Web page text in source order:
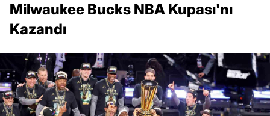
Milwaukee Bucks NBA Kupası'nı
Kazandı